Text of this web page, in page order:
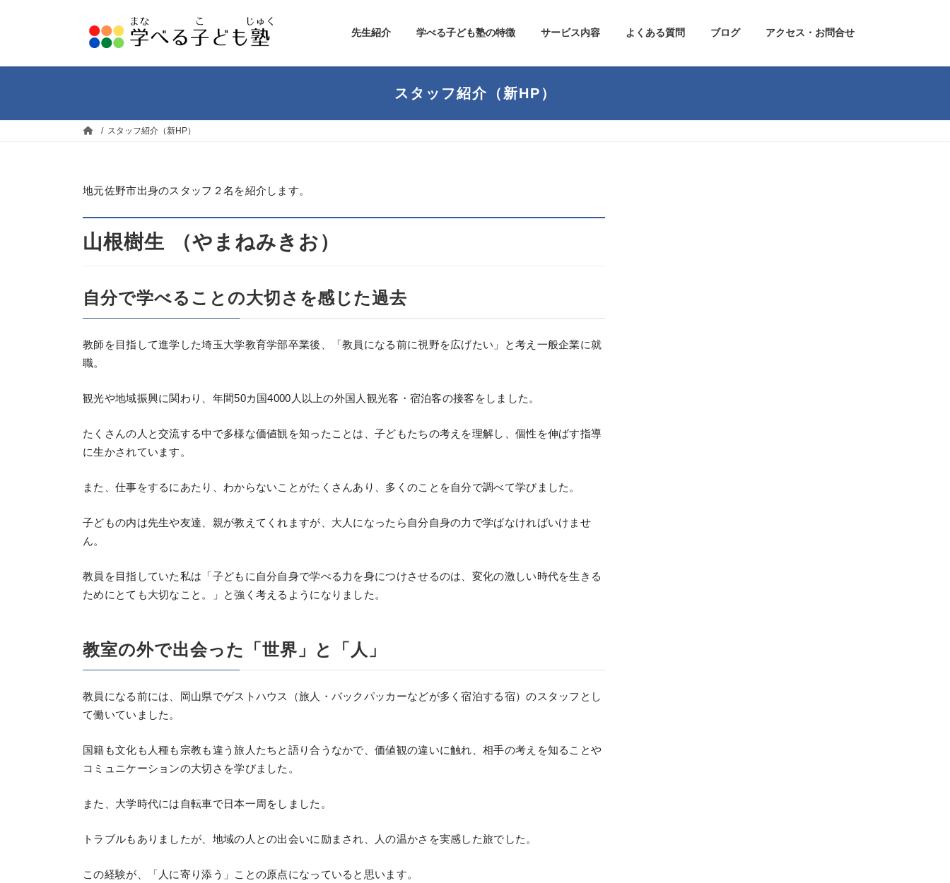
ツ
シ
先生紹介 学べる子ども塾の特徴 サービス内容 よくある質問 ブログ アクセス・お問合せ
スタッフ紹介（新HP）
スタッフ紹介（新HP）
地元佐野市出身のスタッフ２名を紹介します。
山根樹生 （やまねみきお）
自分で学べることの大切さを感じた過去
教師を目指して進学した埼玉大学教育学部卒業後、「教員になる前に視野を広げたい」と考え一般企業に就
職。
観光や地域振興に関わり、年間50カ国4000人以上の外国人観光客・宿泊客の接客をしました。
たくさんの人と交流する中で多様な価値観を知ったことは、子どもたちの考えを理解し、個性を伸ばす指導
に生かされています。
また、仕事をするにあたり、わからないことがたくさんあり、多くのことを自分で調べて学びました。
子どもの内は先生や友達、親が教えてくれますが、大人になったら自分自身の力で学ばなければいけませ
ん。
教員を目指していた私は「子どもに自分自身で学べる力を身につけさせるのは、変化の激しい時代を生きる
ためにとても大切なこと。」と強く考えるようになりました。
教室の外で出会った「世界」と「人」
教員になる前には、岡山県でゲストハウス（旅人・バックパッカーなどが多く宿泊する宿）のスタッフとし
て働いていました。
国籍も文化も人種も宗教も違う旅人たちと語り合うなかで、価値観の違いに触れ、相手の考えを知ることや
コミュニケーションの大切さを学びました。
また、大学時代には自転車で日本一周をしました。
トラブルもありましたが、地域の人との出会いに励まされ、人の温かさを実感した旅でした。
この経験が、「人に寄り添う」ことの原点になっていると思います。